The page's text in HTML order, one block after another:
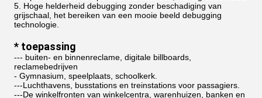
5. Hoge helderheid debugging zonder beschadiging van
grijschaal, het bereiken van een mooie beeld debugging
technologie.
* toepassing
--- buiten- en binnenreclame, digitale billboards,
reclamebedrijven
- Gymnasium, speelplaats, schoolkerk.
---Luchthavens, busstations en treinstations voor passagiers.
---De winkelfronten van winkelcentra, warenhuizen, banken en